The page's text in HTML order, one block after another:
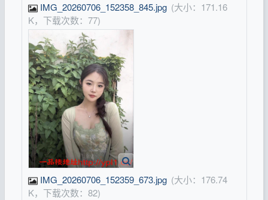
IMG_20260706_152358_845.jpg (大小：171.16
K，下载次数：77)
IMG_20260706_152359_673.jpg (大小：176.74
K，下载次数：82)